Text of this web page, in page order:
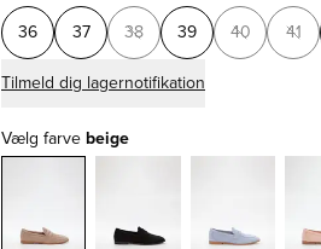
36 37 38 39 40 41
Tilmeld dig lagernotifikation
Vælg farve beige